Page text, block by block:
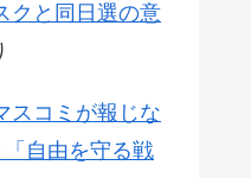
クと同日選の意
スコミが報じな
自由を守る戦